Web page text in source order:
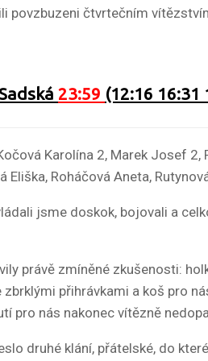
povzbuzeni čtvrtečním
23:59 (12:16 16:31
Karolína 2, Marek Josef
Eliška, Roháčová Aneta,
jsme doskok, bojovali a
právě zmíněné zkušenosti:
přihrávkami a koš pro
pro nás nakonec vítězně
druhé klání, přátelské, do